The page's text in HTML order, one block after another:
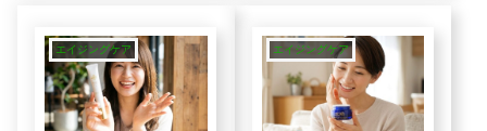
エイジングケア エイジングケア